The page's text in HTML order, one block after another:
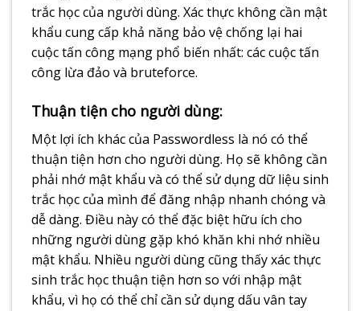
trắc học của người dùng. Xác thực không cần mật
khẩu cung cấp khả năng bảo vệ chống lại hai
cuộc tấn công mạng phổ biến nhất: các cuộc tấn
công lừa đảo và bruteforce.
Thuận tiện cho người dùng:​
Một lợi ích khác của Passwordless là nó có thể
thuận tiện hơn cho người dùng. Họ sẽ không cần
phải nhớ mật khẩu và có thể sử dụng dữ liệu sinh
trắc học của mình để đăng nhập nhanh chóng và
dễ dàng. Điều này có thể đặc biệt hữu ích cho
những người dùng gặp khó khăn khi nhớ nhiều
mật khẩu. Nhiều người dùng cũng thấy xác thực
sinh trắc học thuận tiện hơn so với nhập mật
khẩu, vì họ có thể chỉ cần sử dụng dấu vân tay